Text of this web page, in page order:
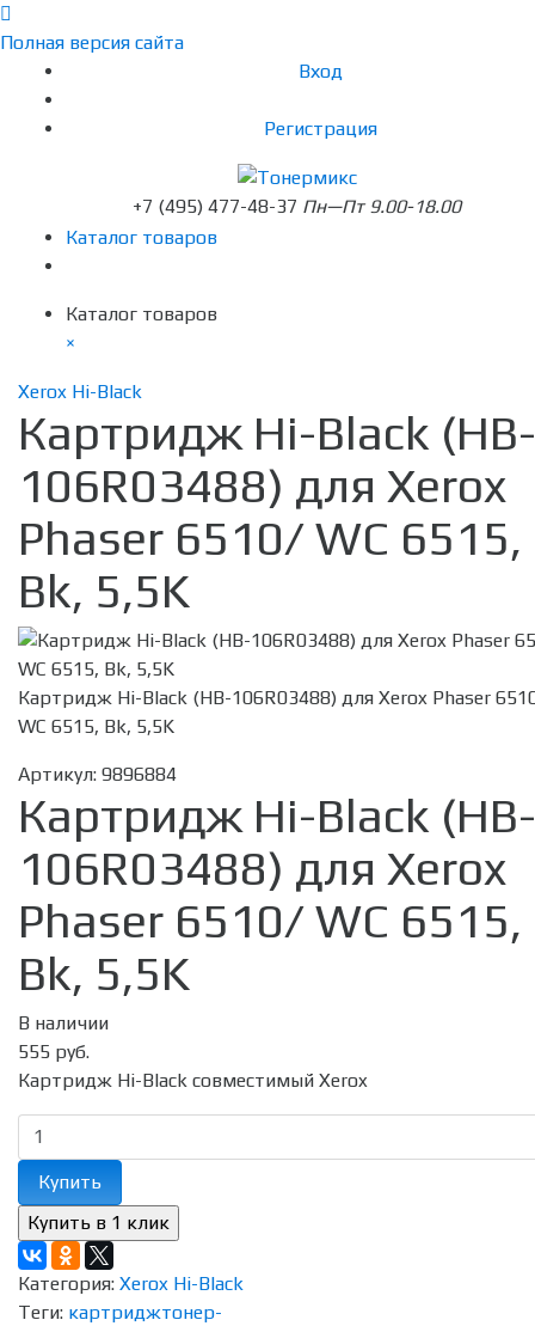
Полная версия сайта
Вход
Регистрация
+7 (495) 477-48-37 Пн—Пт 9.00-18.00
Каталог товаров
Каталог товаров
×
Xerox Hi-Black
Картридж Hi-Black (HB-
106R03488) для Xerox
Phaser 6510/ WC 6515,
Bk, 5,5K
Картридж Hi-Black (HB-106R03488) для Xerox Phaser
WC 6515, Bk, 5,5K
Артикул: 9896884
Картридж Hi-Black (HB-
106R03488) для Xerox
Phaser 6510/ WC 6515,
Bk, 5,5K
В наличии
555 руб.
Картридж Hi-Black совместимый Xerox
Купить
Категория: Xerox Hi-Black
Теги: картриджтонер-